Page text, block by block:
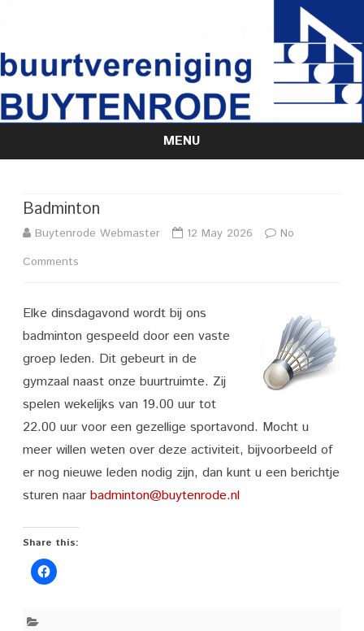
MENU
Skip
Badminton
Buytenrode Webmaster 12 May 2026
No
Comments
Elke dinsdagavond wordt bij ons
badminton gespeeld door een vaste
groep leden. Dit gebeurt in de
gymzaal naast onze buurtruimte. Zij
spelen wekelijks van 19.00 uur tot
22.00 uur voor een gezellige sportavond. Mocht u
meer willen weten over deze activiteit, bijvoorbeeld of
er nog nieuwe leden nodig zijn, dan kunt u een berichtje
sturen naar badminton@buytenrode.nl
Share this: